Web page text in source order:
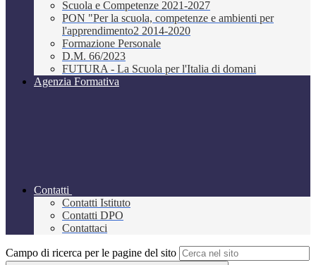
Scuola e Competenze 2021-2027
PON "Per la scuola, competenze e ambienti per
l'apprendimento2 2014-2020
Formazione Personale
D.M. 66/2023
FUTURA - La Scuola per l'Italia di domani
Agenzia Formativa
Contatti
Contatti Istituto
Contatti DPO
Contattaci
Campo di ricerca per le pagine del sito